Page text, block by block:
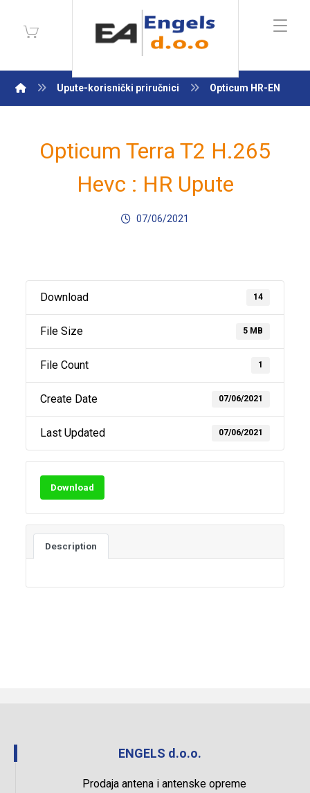
Upute-korisnički priručnici Opticum HR-EN
Opticum Terra T2 H.265
Hevc : HR Upute
07/06/2021
Download 14
File Size 5 MB
File Count 1
Create Date 07/06/2021
Last Updated 07/06/2021
Download
Description
ENGELS d.o.o.
Prodaja antena i antenske opreme